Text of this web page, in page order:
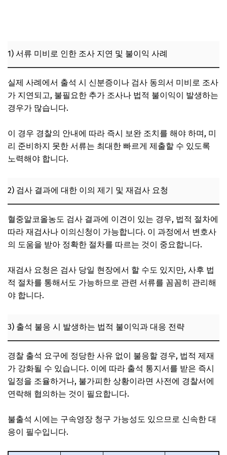
1) 서류 미비로 인한 조사 지연 및 불이익 사례
실제 사례에서 출석 시 신분증이나 검사 동의서 미비로 조사
가 지연되고, 불필요한 추가 조사나 법적 불이익이 발생하는
경우가 많습니다.
이 경우 경찰의 안내에 따라 즉시 보완 조치를 해야 하며, 미
리 준비하지 못한 서류는 최대한 빠르게 제출할 수 있도록
노력해야 합니다.
2) 검사 결과에 대한 이의 제기 및 재검사 요청
혈중알코올농도 검사 결과에 이견이 있는 경우, 법적 절차에
따라 재검사나 이의신청이 가능합니다. 이 과정에서 변호사
의 도움을 받아 정확한 절차를 따르는 것이 중요합니다.
재검사 요청은 검사 당일 현장에서 할 수도 있지만, 사후 법
적 절차를 통해서도 가능하므로 관련 서류를 꼼꼼히 관리해
야 합니다.
3) 출석 불응 시 발생하는 법적 불이익과 대응 전략
경찰 출석 요구에 정당한 사유 없이 불응할 경우, 법적 제재
가 강화될 수 있습니다. 이에 따라 출석 통지서를 받은 즉시
일정을 조율하거나, 불가피한 상황이라면 사전에 경찰서에
연락해 협의하는 것이 필요합니다.
불출석 시에는 구속영장 청구 가능성도 있으므로 신속한 대
응이 필수입니다.